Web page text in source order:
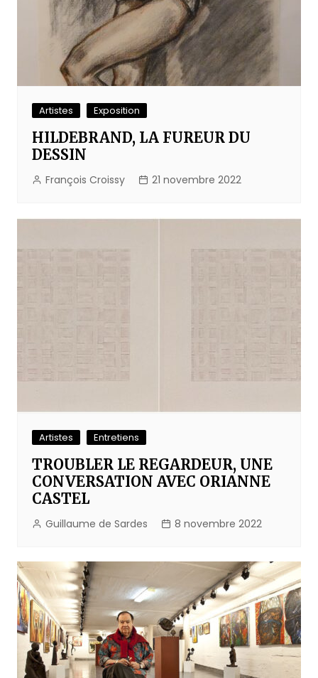
Artistes Exposition
HILDEBRAND, LA FUREUR DU
DESSIN
François Croissy 21 novembre 2022
Artistes Entretiens
TROUBLER LE REGARDEUR, UNE
CONVERSATION AVEC ORIANNE
CASTEL
Guillaume de Sardes 8 novembre 2022